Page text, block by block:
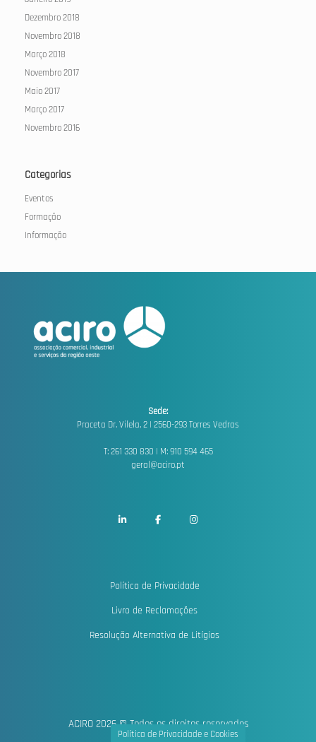
Dezembro 2018
Novembro 2018
Março 2018
Novembro 2017
Maio 2017
Março 2017
Novembro 2016
Categorias
Eventos
Formação
Informação
Sede:
Praceta Dr. Vilela, 2 | 2560-293 Torres Vedras
T: 261 330 830 | M: 910 594 465
geral@aciro.pt
Política de Privacidade
Livro de Reclamações
Resolução Alternativa de Litígios
ACIRO 2026 © Todos os direitos reservados
Política de Privacidade e Cookies